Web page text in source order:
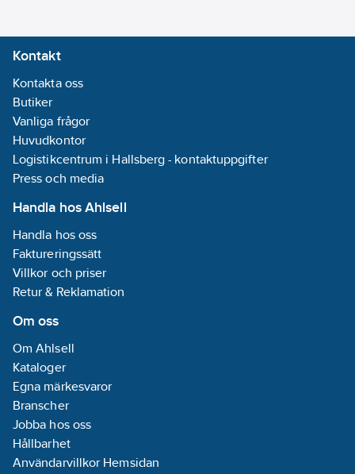
Kontakt
Kontakta oss
Butiker
Vanliga frågor
Huvudkontor
Logistikcentrum i Hallsberg - kontaktuppgifter
Press och media
Handla hos Ahlsell
Handla hos oss
Faktureringssätt
Villkor och priser
Retur & Reklamation
Om oss
Om Ahlsell
Kataloger
Egna märkesvaror
Branscher
Jobba hos oss
Hållbarhet
Användarvillkor Hemsidan